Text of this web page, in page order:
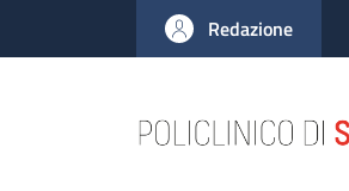
al contenuto principale
to footer content
Redazione